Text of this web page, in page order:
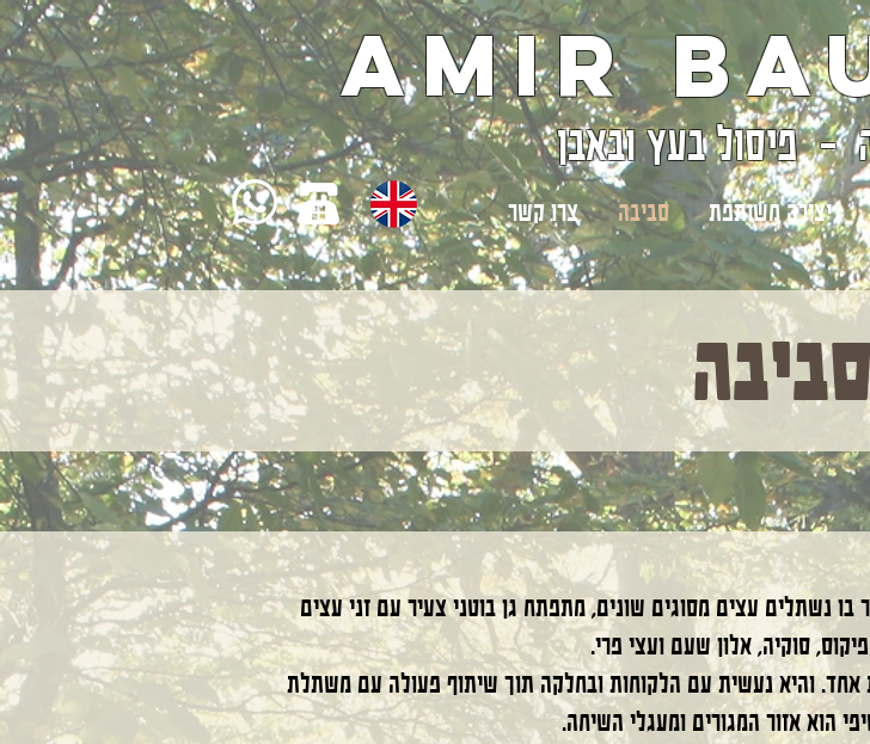
Amir
- פיסול בעץ ובאבן
יצירה משותפת סביבה צרו קשר
נשתלים עצים מסוגים שונים, מתפתח גן בוטני צעירעם זני עצים
סוקיה, אלון שעם ועצי פרי.
והיא נעשית עם הלקוחות ובחלקהתוך שיתוף פעולה עם משתלת
הוא אזור המגורים ומעגלי השיחה.